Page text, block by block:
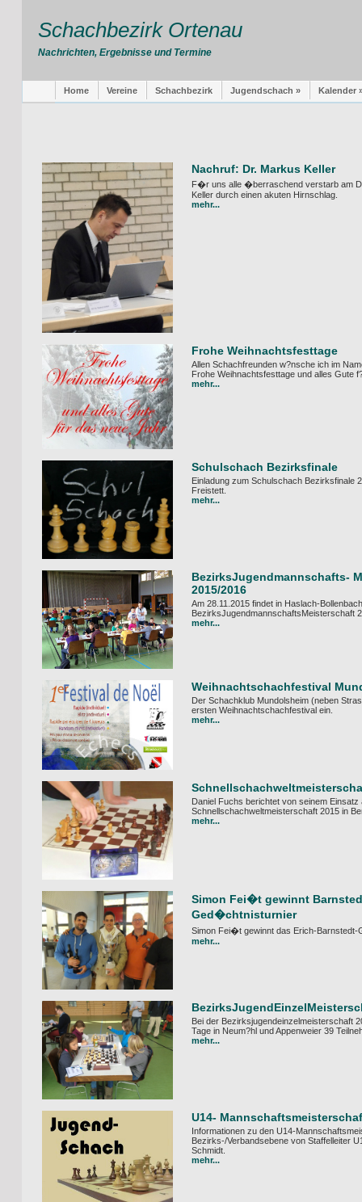
Schachbezirk Ortenau
Nachrichten, Ergebnisse und Termine
Home Vereine Schachbezirk Jugendschach » Kalender
Nachruf: Dr. Markus Keller
F�r uns alle �berraschend verstarb am
Keller durch einen akuten Hirnschlag.
mehr...
Frohe Weihnachtsfesttage
Allen Schachfreunden w?nsche ich im
Frohe Weihnachtsfesttage und alles Gute
mehr...
Schulschach Bezirksfinale
Einladung zum Schulschach Bezirksfinale
Freistett.
mehr...
BezirksJugendmannschafts-
2015/2016
Am 28.11.2015 findet in Haslach-
BezirksJugendmannschaftsMeisterschaft
mehr...
Weihnachtschachfestival
Der Schachklub Mundolsheim (neben
ersten Weihnachtschachfestival ein.
mehr...
Daniel Fuchs berichtet von seinem
Schnellschachweltmeisterschaft 2015 in
mehr...
Simon Fei�t gewinnt
Ged�chtnisturnier
Simon Fei�t gewinnt das Erich-
mehr...
Bei der Bezirksjugendeinzelmeisterschaft
Tage in Neum?hl und Appenweier 39
mehr...
U14-
Informationen zu den U14-
Bezirks-/Verbandsebene von Staffelleiter
Schmidt.
mehr...